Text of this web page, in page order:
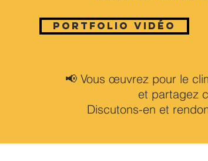
Portfolio vidéo
📢 Vous œuvrez pour le
et partagez
Discutons-en et